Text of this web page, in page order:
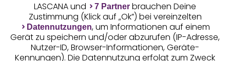
LASCANA und 7 Partner brauchen Deine
Zustimmung (Klick auf „Ok”) bei vereinzelten
Datennutzungen, um Informationen auf einem
Gerät zu speichern und/oder abzurufen (IP-Adresse,
Nutzer-ID, Browser-Informationen, Geräte-
Kennungen). Die Datennutzung erfolgt zum Zweck